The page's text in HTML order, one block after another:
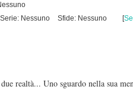
Serie: Nessuno Sfide: Nessuno [
realtà... Uno sguardo nella sua